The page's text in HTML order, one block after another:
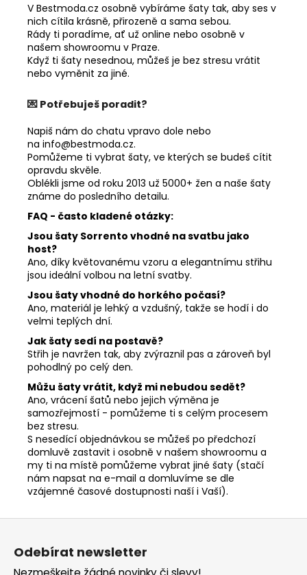
V Bestmoda.cz osobně vybíráme šaty tak, aby ses v
nich cítila krásně, přirozeně a sama sebou.
Rády ti poradíme, ať už online nebo osobně v
našem showroomu v Praze.
Když ti šaty nesednou, můžeš je bez stresu vrátit
nebo vyměnit za jiné.
💌 Potřebuješ poradit?
Napiš nám do chatu vpravo dole nebo
na info@bestmoda.cz.
Pomůžeme ti vybrat šaty, ve kterých se budeš cítit
opravdu skvěle.
Oblékli jsme od roku 2013 už 5000+ žen a naše šaty
známe do posledního detailu.
FAQ - často kladené otázky:
Jsou šaty Sorrento vhodné na svatbu jako
host?
Ano, díky květovanému vzoru a elegantnímu střihu
jsou ideální volbou na letní svatby.
Jsou šaty vhodné do horkého počasí?
Ano, materiál je lehký a vzdušný, takže se hodí i do
velmi teplých dní.
Jak šaty sedí na postavě?
Střih je navržen tak, aby zvýraznil pas a zároveň byl
pohodlný po celý den.
Můžu šaty vrátit, když mi nebudou sedět?
Ano, vrácení šatů nebo jejich výměna je
samozřejmostí - pomůžeme ti s celým procesem
bez stresu.
S nesedící objednávkou se můžeš po předchozí
domluvě zastavit i osobně v našem showroomu a
my ti na místě pomůžeme vybrat jiné šaty (stačí
nám napsat na e-mail a domluvíme se dle
vzájemné časové dostupnosti naší i Vaší).
Odebírat newsletter